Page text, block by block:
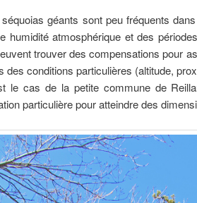
géants sont peu fréquents
humidité atmosphérique et des
trouver des compensations pour
des conditions particulières (altitude,
le cas de la petite commune de
particulière pour atteindre des